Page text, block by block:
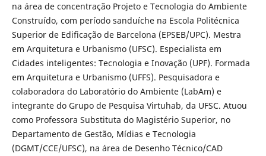
na área de concentração Projeto e Tecnologia do Ambiente
Construído, com período sanduíche na Escola Politécnica
Superior de Edificação de Barcelona (EPSEB/UPC). Mestra
em Arquitetura e Urbanismo (UFSC). Especialista em
Cidades inteligentes: Tecnologia e Inovação (UPF). Formada
em Arquitetura e Urbanismo (UFFS). Pesquisadora e
colaboradora do Laboratório do Ambiente (LabAm) e
integrante do Grupo de Pesquisa Virtuhab, da UFSC. Atuou
como Professora Substituta do Magistério Superior, no
Departamento de Gestão, Mídias e Tecnologia
(DGMT/CCE/UFSC), na área de Desenho Técnico/CAD